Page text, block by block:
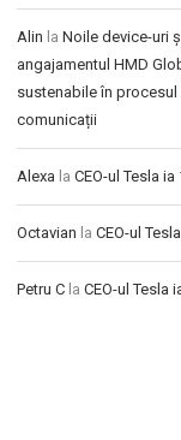
Alin la Noile device-uri
angajamentul HMD
sustenabile în
comunicații
Alexa la CEO-ul Tesla
Octavian la CEO-ul
Petru C la CEO-ul Tesla